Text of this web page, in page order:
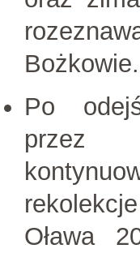
Po
przez
Oława